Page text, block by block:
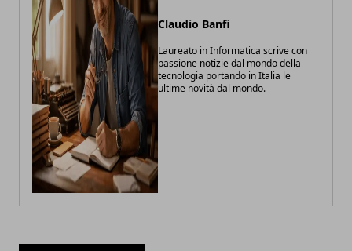
Claudio Banfi
Laureato in Informatica scrive con
passione notizie dal mondo della
tecnologia portando in Italia le
ultime novità dal mondo.